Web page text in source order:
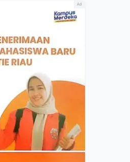
Ad